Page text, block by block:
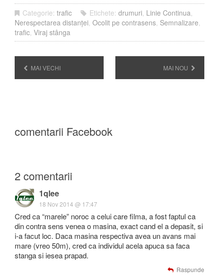
Categorie: trafic Etichete: drumuri, Linie Continua,
Nerespectarea distanței, Ocolit pe contrasens, Semnalizare,
trafic, Viraj stânga
MAI VECHI MAI NOU
comentarii Facebook
2 comentarii
1qlee
18 Nov 2014 @ 17:47
Cred ca “marele” noroc a celui care filma, a fost faptul ca
din contra sens venea o masina, exact cand el a depasit, si
i-a facut loc. Daca masina respectiva avea un avans mai
mare (vreo 50m), cred ca individul acela apuca sa faca
stanga si iesea prapad.
Raspunde